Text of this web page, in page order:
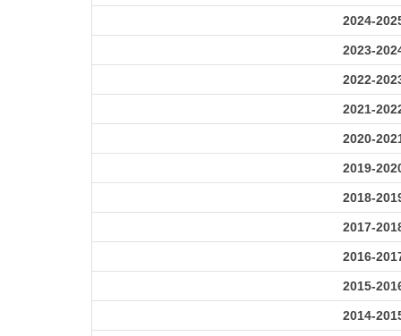
2024-
2023-
2022-
2021-
2020-
2019-
2018-
2017-
2016-
2015-
2014-